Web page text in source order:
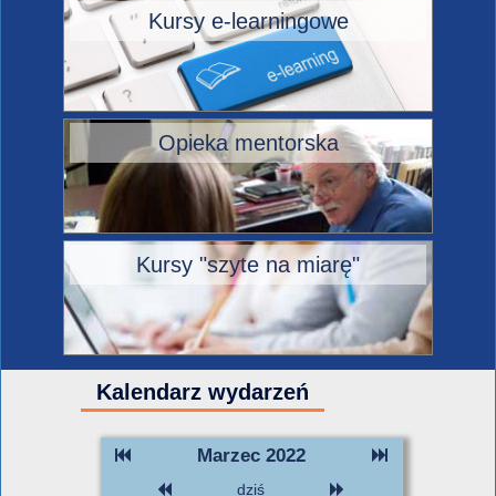
Kursy e-learningowe
Opieka mentorska
Kursy "szyte na miarę"
Kalendarz wydarzeń
Marzec 2022
dziś